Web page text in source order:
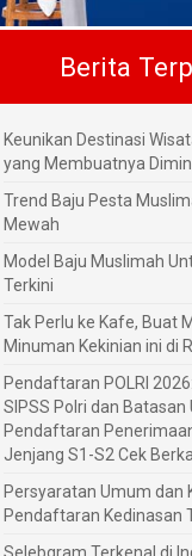
Berita
Keunikan Destinasi
yang Membuatnya
Trend Baju Pesta
Mewah
Model Baju Muslimah
Terkini
Tak Perlu ke Kafe, Buat
Minuman Kekinian ini di
Pendaftaran POLRI
SIPSS Polri dan Batasan
Pendaftaran
Jenjang S1-S2 Cek
Persyaratan Umum dan
Pendaftaran Kedinasan